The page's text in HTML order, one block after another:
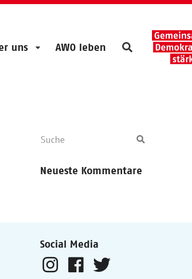
uns AWO leben
Neueste Kommentare
Social Media